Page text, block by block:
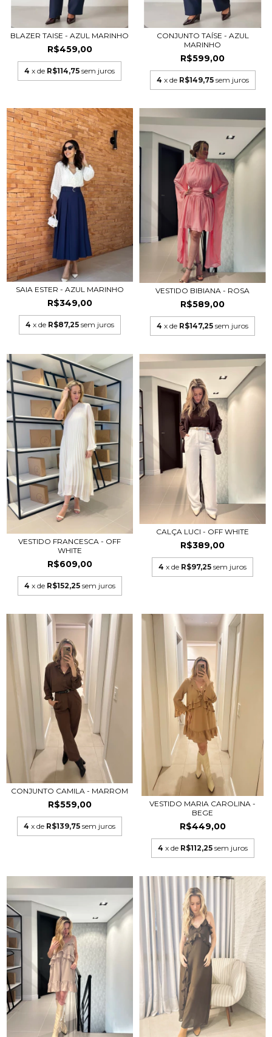
BLAZER TAISE - AZUL MARINHO
R$459,00
4 x de R$114,75 sem juros
CONJUNTO TAÍSE - AZUL
MARINHO
R$599,00
4 x de R$149,75 sem juros
SAIA ESTER - AZUL MARINHO
R$349,00
4 x de R$87,25 sem juros
VESTIDO BIBIANA - ROSA
R$589,00
4 x de R$147,25 sem juros
VESTIDO FRANCESCA - OFF
WHITE
R$609,00
4 x de R$152,25 sem juros
CALÇA LUCI - OFF WHITE
R$389,00
4 x de R$97,25 sem juros
CONJUNTO CAMILA - MARROM
R$559,00
4 x de R$139,75 sem juros
VESTIDO MARIA CAROLINA -
BEGE
R$449,00
4 x de R$112,25 sem juros